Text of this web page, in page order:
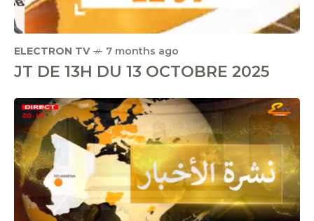
ELECTRON TV 7 months ago
JT DE 13H DU 13 OCTOBRE 2025